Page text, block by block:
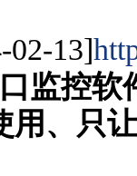
02-13]
监控软
用、只